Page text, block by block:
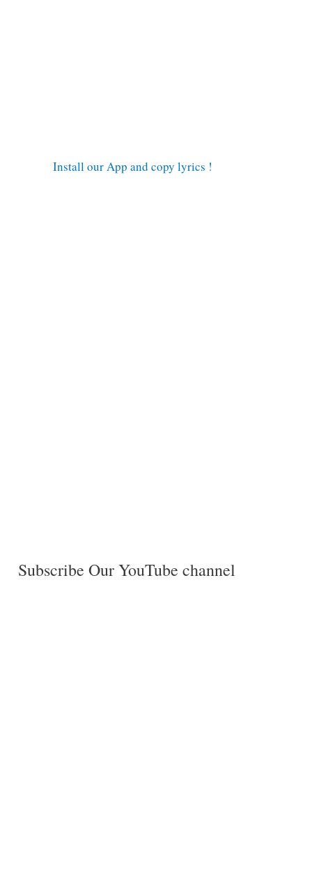
Install our App and copy lyrics !
Subscribe Our YouTube channel